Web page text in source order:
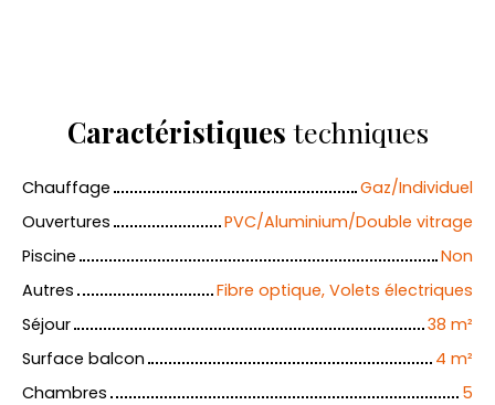
Caractéristiques techniques
Chauffage
Gaz/Individuel
Ouvertures
PVC/Aluminium/Double vitrage
Piscine
Non
Autres
Fibre optique, Volets électriques
Séjour
38 m²
Surface balcon
4 m²
Chambres
5